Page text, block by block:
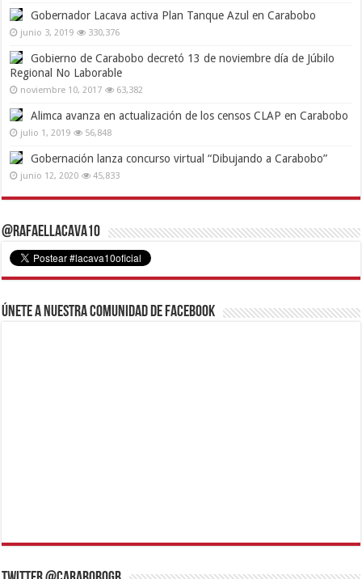
Gobernador Lacava activa Plan Tanque Azul en Carabobo
junio 3, 2019 330,376
Gobierno de Carabobo decretó 13 de noviembre día de Júbilo
Regional No Laborable
noviembre 10, 2017 63,382
Alimca avanza en actualización de los censos CLAP en Carabobo
julio 1, 2019 56,848
Gobernación lanza concurso virtual “Dibujando a Carabobo”
junio 12, 2020 45,833
@RafaelLacava10
Únete a nuestra comunidad de Facebook